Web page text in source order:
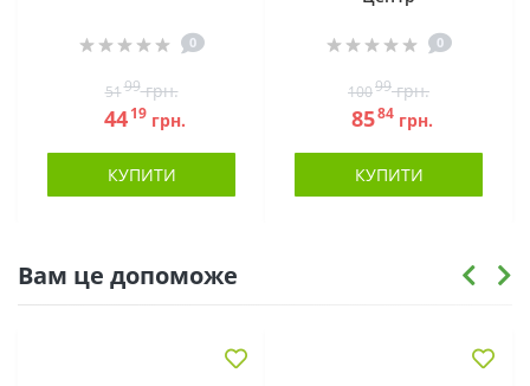
0
5199грн.
44 19грн.
КУПИТИ
0
10099грн.
8584грн.
КУПИТИ
Вам це допоможе